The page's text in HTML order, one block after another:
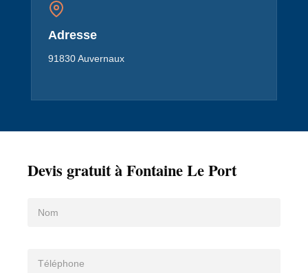
Adresse
91830 Auvernaux
Devis gratuit à Fontaine Le Port